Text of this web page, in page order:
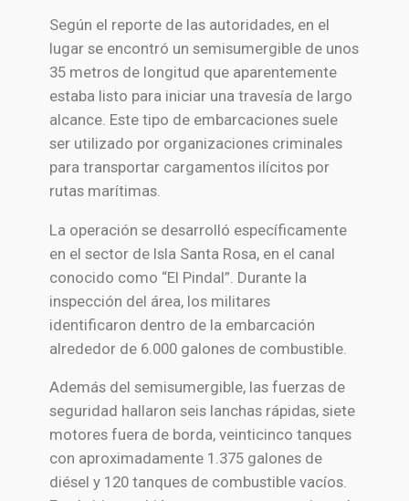
Según el reporte de las autoridades, en el
lugar se encontró un semisumergible de unos
35 metros de longitud que aparentemente
estaba listo para iniciar una travesía de largo
alcance. Este tipo de embarcaciones suele
ser utilizado por organizaciones criminales
para transportar cargamentos ilícitos por
rutas marítimas.
La operación se desarrolló específicamente
en el sector de Isla Santa Rosa, en el canal
conocido como “El Pindal”. Durante la
inspección del área, los militares
identificaron dentro de la embarcación
alrededor de 6.000 galones de combustible.
Además del semisumergible, las fuerzas de
seguridad hallaron seis lanchas rápidas, siete
motores fuera de borda, veinticinco tanques
con aproximadamente 1.375 galones de
diésel y 120 tanques de combustible vacíos.